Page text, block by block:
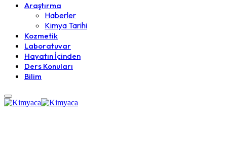
Araştırma
Haberler
Kimya Tarihi
Kozmetik
Laboratuvar
Hayatın İçinden
Ders Konuları
Bilim